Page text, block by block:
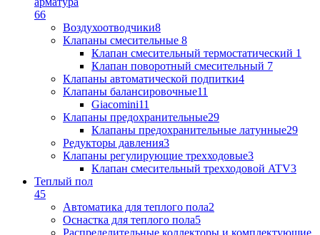
66
Воздухоотводчики8
Клапаны cмесительные 8
Клапан cмесительный термостатический 1
Клапан поворотный cмесительный 7
Клапаны автоматической подпитки4
Клапаны балансировочные11
Giacomini11
Клапаны предохранительные29
Клапаны предохранительные латунные29
Редукторы давления3
Клапаны регулирующие трехходовые3
Клапан смесительный трехходовой ATV3
Теплый пол
45
Автоматика для теплого пола2
Оснастка для теплого пола5